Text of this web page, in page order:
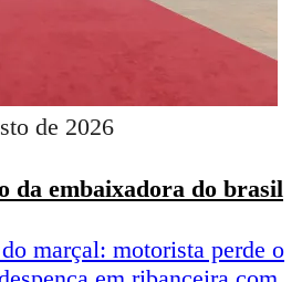
de 2026
da embaixadora do brasil